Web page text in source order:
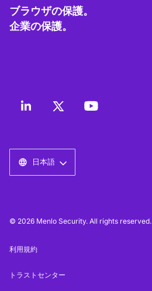
ブラウザの保護。
企業の保護。
日本語
© 2026 Menlo Security. All rights reserved.
利用規約
トラストセンター